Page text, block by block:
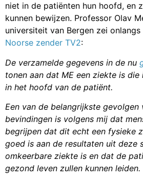
niet in de patiënten hun hoofd, en
kunnen bewijzen. Professor Olav
universiteit van Bergen zei onlangs
Noorse zender TV2:
De verzamelde gegevens in de nu
tonen aan dat ME een ziekte is
in het hoofd van de patiënt.
Een van de belangrijkste gevolgen
bevindingen is volgens mij dat
begrijpen dat dit echt een fysieke
goed is aan de resultaten uit deze
omkeerbare ziekte is en dat de
gezond leven zullen kunnen leiden.